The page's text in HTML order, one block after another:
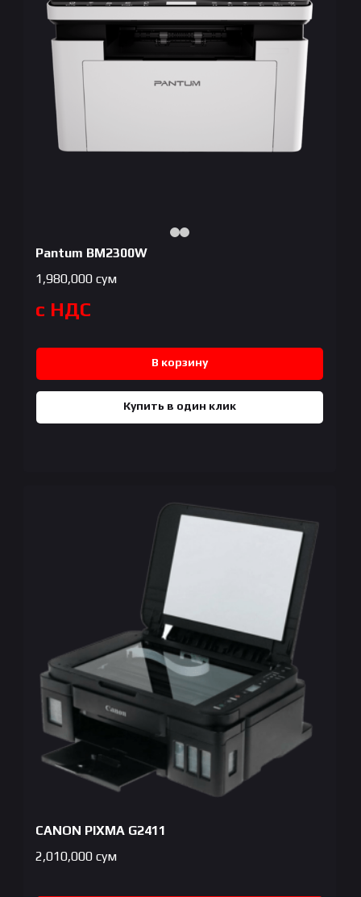
Pantum BM2300W
1,980,000 сум
с НДС
В корзину
Купить в один клик
CANON PIXMA G2411
2,010,000 сум